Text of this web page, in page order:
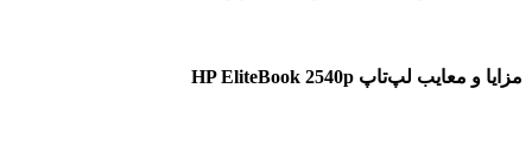
مزایا و معایب لپ‌تاپ HP EliteBook 2540p